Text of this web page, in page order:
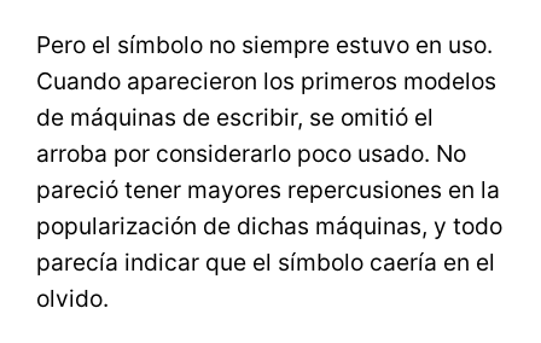
Pero el símbolo no siempre estuvo en uso.
Cuando aparecieron los primeros modelos
de máquinas de escribir, se omitió el
arroba por considerarlo poco usado. No
pareció tener mayores repercusiones en la
popularización de dichas máquinas, y todo
parecía indicar que el símbolo caería en el
olvido.